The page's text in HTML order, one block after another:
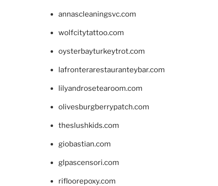
annascleaningsvc.com
wolfcitytattoo.com
oysterbayturkeytrot.com
lafronterarestauranteybar.com
lilyandrosetearoom.com
olivesburgberrypatch.com
theslushkids.com
giobastian.com
glpascensori.com
rifloorepoxy.com